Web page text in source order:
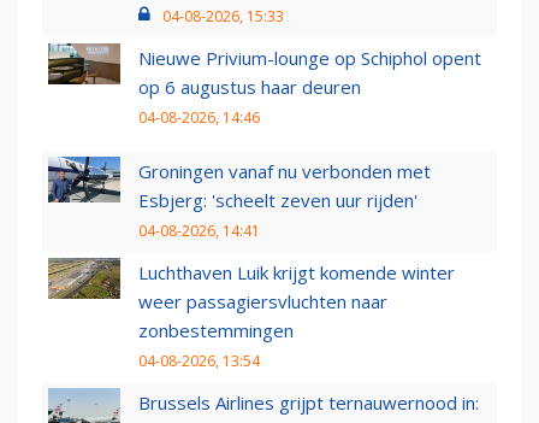
04-08-2026, 15:33
Nieuwe Privium-lounge op Schiphol opent
op 6 augustus haar deuren
04-08-2026, 14:46
Groningen vanaf nu verbonden met
Esbjerg: 'scheelt zeven uur rijden'
04-08-2026, 14:41
Luchthaven Luik krijgt komende winter
weer passagiersvluchten naar
zonbestemmingen
04-08-2026, 13:54
Brussels Airlines grijpt ternauwernood in: